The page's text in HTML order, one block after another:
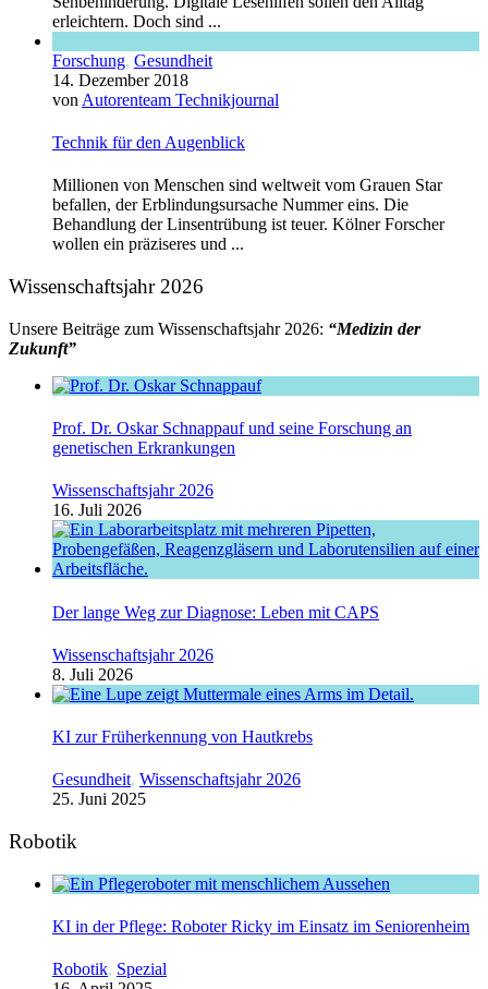
erleichtern. Doch sind ...
Forschung, Gesundheit
14. Dezember 2018
von Autorenteam Technikjournal
Technik für den Augenblick
Millionen von Menschen sind weltweit vom Grauen Star
befallen, der Erblindungsursache Nummer eins. Die
Behandlung der Linsentrübung ist teuer. Kölner Forscher
wollen ein präziseres und ...
Wissenschaftsjahr 2026
Unsere Beiträge zum Wissenschaftsjahr 2026: “Medizin der
Zukunft”
Prof. Dr. Oskar Schnappauf und seine Forschung an
genetischen Erkrankungen
Wissenschaftsjahr 2026
16. Juli 2026
Der lange Weg zur Diagnose: Leben mit CAPS
Wissenschaftsjahr 2026
8. Juli 2026
KI zur Früherkennung von Hautkrebs
Gesundheit, Wissenschaftsjahr 2026
25. Juni 2025
Robotik
KI in der Pflege: Roboter Ricky im Einsatz im Seniorenheim
Robotik, Spezial